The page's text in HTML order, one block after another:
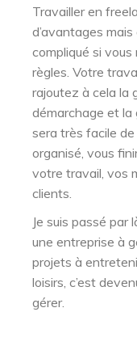
Travailler en
d’avantages
compliqué si
règles. Votre
rajoutez à cela la
démarchage et la
sera très facile de
organisé, vous
votre travail, vos
clients.
Je suis passé par
une entreprise à
projets à
loisirs, c’est
gérer.